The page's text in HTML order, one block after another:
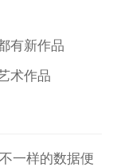
有新作品
术作品
一样的数据便